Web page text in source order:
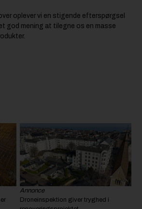
oplever vi en stigende efterspørgsel
god mening at tilegne os en masse
Annonce
Droneinspektion giver tryghed i